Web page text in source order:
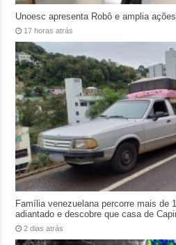
Unoesc apresenta Robô e amplia
17 horas atrás
Família venezuelana percorre mais de
adiantado e descobre que casa de
2 dias atrás